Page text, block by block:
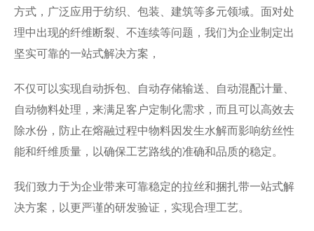
方式，广泛应用于纺织、包装、建筑等多元领域。 面对处
理中出现的纤维断裂、不连续等问题，我们为企业制定出
坚实可靠的一站式解决方案，
不仅可以实现自动拆包、自动存储输送、自动混配计量、
自动物料处理，来满足客户定制化需求，而且可以高效去
除水份，防止在熔融过程中物料因发生水解而影响纺丝性
能和纤维质量，以确保工艺路线的准确和品质的稳定。
我们致力于为企业带来可靠稳定的拉丝和捆扎带一站式解
决方案，以更严谨的研发验证，实现合理工艺。